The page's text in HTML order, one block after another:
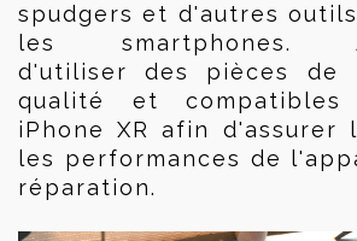
spudgers et d'autres
les smartphones.
d'utiliser des pièces de
qualité et
iPhone XR afin
les performances de
réparation.